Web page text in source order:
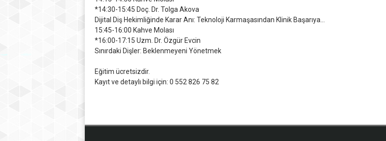
*14:30-15:45 Doç. Dr. Tolga Akova
Dijital Diş Hekimliğinde Karar Anı: Teknoloji Karmaşasından Klinik Başarıya…
15:45-16:00 Kahve Molası
*16:00-17:15 Uzm. Dr. Özgür Evcin
Sınırdaki Dişler: Beklenmeyeni Yönetmek
Eğitim ücretsizdir.
Kayıt ve detaylı bilgi için: 0 552 826 75 82